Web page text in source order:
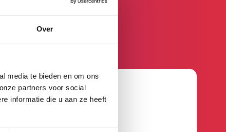
Over
media te bieden en om ons
partners voor social
informatie die u aan ze heeft